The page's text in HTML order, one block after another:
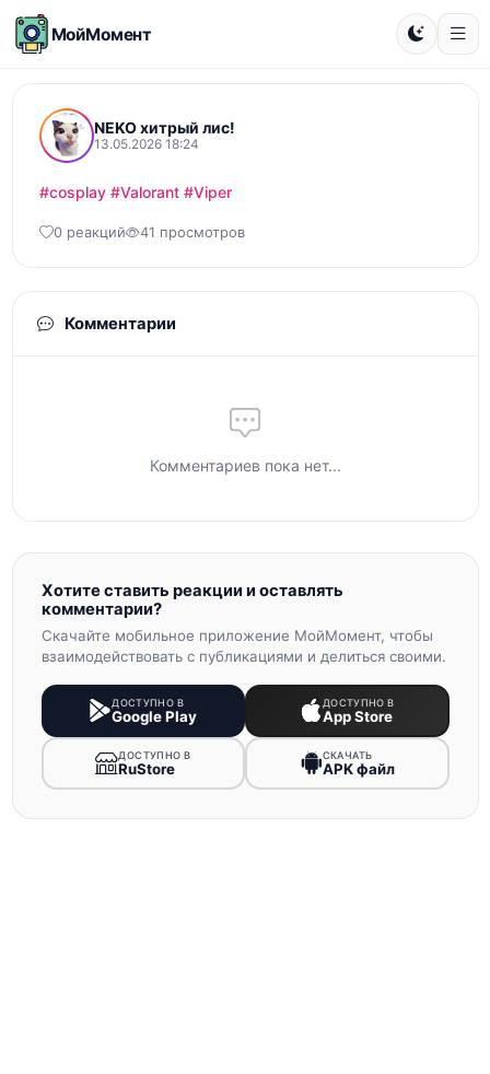
МойМомент
NEKO хитрый лис!
13.05.2026 18:24
#cosplay #Valorant #Viper
0 реакций 41 просмотров
Комментарии
Комментариев пока нет...
Хотите ставить реакции и оставлять
комментарии?
Скачайте мобильное приложение МойМомент, чтобы
взаимодействовать с публикациями и делиться своими.
ДОСТУПНО В
Google Play
ДОСТУПНО В
App Store
ДОСТУПНО В
RuStore
СКАЧАТЬ
APK файл